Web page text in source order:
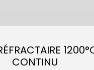
CONTINU